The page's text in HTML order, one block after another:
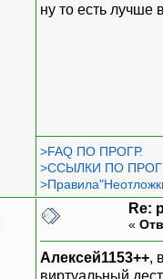
ну то есть лучше
>FAQ ПО ПРОГР.
>ССЫЛКИ ПО
Re:
«
Алексей1153++,
виртуальный